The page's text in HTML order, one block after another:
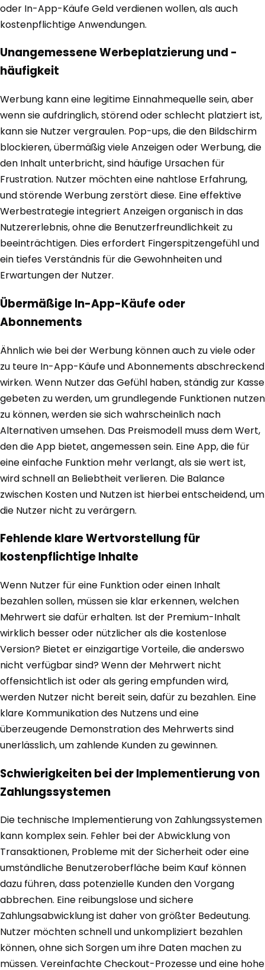
oder In-App-Käufe Geld verdienen wollen, als auch
kostenpflichtige Anwendungen.
Unangemessene Werbeplatzierung und -
häufigkeit
Werbung kann eine legitime Einnahmequelle sein, aber
wenn sie aufdringlich, störend oder schlecht platziert ist,
kann sie Nutzer vergraulen. Pop-ups, die den Bildschirm
blockieren, übermäßig viele Anzeigen oder Werbung, die
den Inhalt unterbricht, sind häufige Ursachen für
Frustration. Nutzer möchten eine nahtlose Erfahrung,
und störende Werbung zerstört diese. Eine effektive
Werbestrategie integriert Anzeigen organisch in das
Nutzererlebnis, ohne die Benutzerfreundlichkeit zu
beeinträchtigen. Dies erfordert Fingerspitzengefühl und
ein tiefes Verständnis für die Gewohnheiten und
Erwartungen der Nutzer.
Übermäßige In-App-Käufe oder
Abonnements
Ähnlich wie bei der Werbung können auch zu viele oder
zu teure In-App-Käufe und Abonnements abschreckend
wirken. Wenn Nutzer das Gefühl haben, ständig zur Kasse
gebeten zu werden, um grundlegende Funktionen nutzen
zu können, werden sie sich wahrscheinlich nach
Alternativen umsehen. Das Preismodell muss dem Wert,
den die App bietet, angemessen sein. Eine App, die für
eine einfache Funktion mehr verlangt, als sie wert ist,
wird schnell an Beliebtheit verlieren. Die Balance
zwischen Kosten und Nutzen ist hierbei entscheidend, um
die Nutzer nicht zu verärgern.
Fehlende klare Wertvorstellung für
kostenpflichtige Inhalte
Wenn Nutzer für eine Funktion oder einen Inhalt
bezahlen sollen, müssen sie klar erkennen, welchen
Mehrwert sie dafür erhalten. Ist der Premium-Inhalt
wirklich besser oder nützlicher als die kostenlose
Version? Bietet er einzigartige Vorteile, die anderswo
nicht verfügbar sind? Wenn der Mehrwert nicht
offensichtlich ist oder als gering empfunden wird,
werden Nutzer nicht bereit sein, dafür zu bezahlen. Eine
klare Kommunikation des Nutzens und eine
überzeugende Demonstration des Mehrwerts sind
unerlässlich, um zahlende Kunden zu gewinnen.
Schwierigkeiten bei der Implementierung von
Zahlungssystemen
Die technische Implementierung von Zahlungssystemen
kann komplex sein. Fehler bei der Abwicklung von
Transaktionen, Probleme mit der Sicherheit oder eine
umständliche Benutzeroberfläche beim Kauf können
dazu führen, dass potenzielle Kunden den Vorgang
abbrechen. Eine reibungslose und sichere
Zahlungsabwicklung ist daher von größter Bedeutung.
Nutzer möchten schnell und unkompliziert bezahlen
können, ohne sich Sorgen um ihre Daten machen zu
müssen. Vereinfachte Checkout-Prozesse und eine hohe